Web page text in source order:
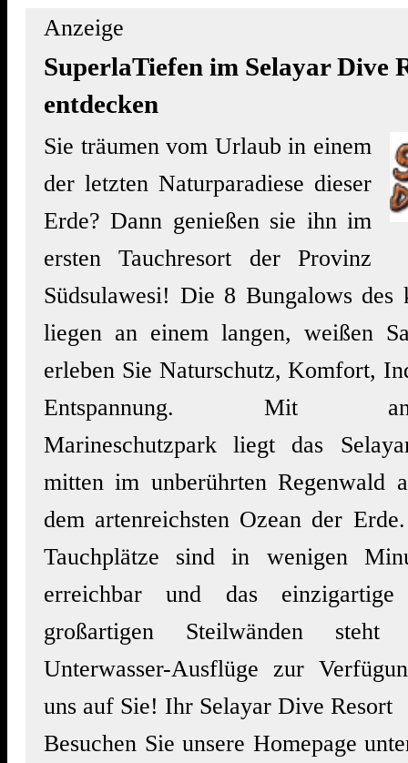
Anzeige
SuperlaTiefen im Selayar Dive
entdecken
Sie träumen vom Urlaub in einem
der letzten Naturparadiese dieser
Erde? Dann genießen sie ihn im
ersten Tauchresort der Provinz
Südsulawesi! Die 8 Bungalows des
liegen an einem langen, weißen
erleben Sie Naturschutz, Komfort,
Entspannung. Mit
Marineschutzpark liegt das
mitten im unberührten Regenwald
dem artenreichsten Ozean der
Tauchplätze sind in wenigen
erreichbar und das
großartigen Steilwänden
Unterwasser-Ausflüge zur
uns auf Sie! Ihr Selayar Dive Resort
Besuchen Sie unsere Homepage